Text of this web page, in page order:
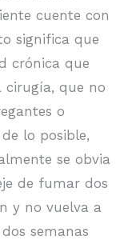
cuente con
significa que
crónica que
que no
o
lo posible,
se obvia
de fumar dos
y no vuelva a
semanas